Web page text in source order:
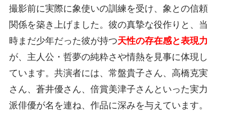
撮影前に実際に象使いの訓練を受け、象との信頼
関係を築き上げました。彼の真摯な役作りと、当
時まだ少年だった彼が持つ天性の存在感と表現力
が、主人公・哲夢の純粋さや情熱を見事に体現し
ています。共演者には、常盤貴子さん、高橋克実
さん、蒼井優さん、倍賞美津子さんといった実力
派俳優が名を連ね、作品に深みを与えています。